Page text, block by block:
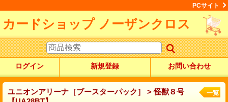
PCサイト
カードショップ ノーザンクロス
ログイン 新規登録 お問い合わせ
ユニオンアリーナ［ブースターパック］ > 怪獣８号
一覧